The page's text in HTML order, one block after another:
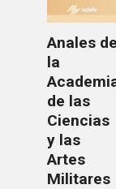
Anales de
la
de las
Ciencias
y las
Artes
Militares